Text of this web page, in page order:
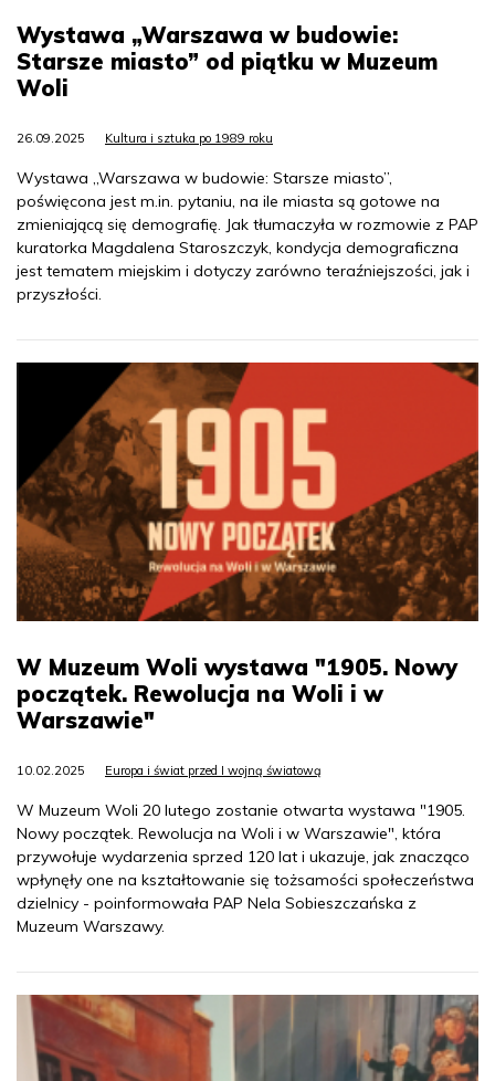
Wystawa „Warszawa w budowie:
Starsze miasto” od piątku w Muzeum
Woli
26.09.2025 Kultura i sztuka po 1989 roku
Wystawa „Warszawa w budowie: Starsze miasto”,
poświęcona jest m.in. pytaniu, na ile miasta są gotowe na
zmieniającą się demografię. Jak tłumaczyła w rozmowie z PAP
kuratorka Magdalena Staroszczyk, kondycja demograficzna
jest tematem miejskim i dotyczy zarówno teraźniejszości, jak i
przyszłości.
W Muzeum Woli wystawa "1905. Nowy
początek. Rewolucja na Woli i w
Warszawie"
10.02.2025 Europa i świat przed I wojną światową
W Muzeum Woli 20 lutego zostanie otwarta wystawa "1905.
Nowy początek. Rewolucja na Woli i w Warszawie", która
przywołuje wydarzenia sprzed 120 lat i ukazuje, jak znacząco
wpłynęły one na kształtowanie się tożsamości społeczeństwa
dzielnicy - poinformowała PAP Nela Sobieszczańska z
Muzeum Warszawy.